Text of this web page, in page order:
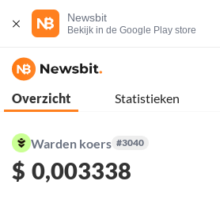
Newsbit
Bekijk in de Google Play store
Overzicht Statistieken
Warden koers #3040
$ 0,003338